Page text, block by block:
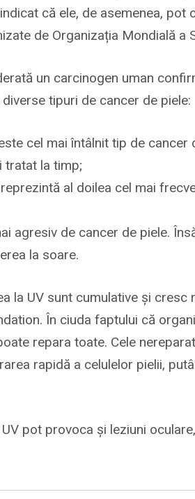
că ele, de asemenea,
de Organizația Mondială a
un carcinogen uman
tipuri de cancer de piele:
cel mai întâlnit tip de
tratat la timp;
al doilea cel mai
agresiv de cancer de piele.
la soare.
la UV sunt cumulative și
În ciuda faptului că
repara toate. Cele
rapidă a celulelor pielii,
pot provoca și leziuni